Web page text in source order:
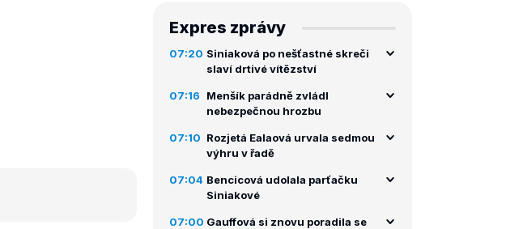
Expres zprávy
07:20 Siniaková po nešťastné skreči
slaví drtivé vítězství
07:16
Menšík parádně zvládl
nebezpečnou hrozbu
07:10 Rozjetá Ealaová urvala sedmou
výhru v řadě
07:04 Bencicová udolala parťačku
Siniakové
07:00 Gauffová si znovu poradila se